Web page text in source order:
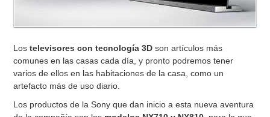
Lostelevisores con tecnología 3Dson artículos más
comunes en las casas cada día, y pronto podremos tener
varios de ellos en las habitaciones de la casa, como un
artefacto más de uso diario.
Los productos de la Sony que dan inicio a esta nueva aventura